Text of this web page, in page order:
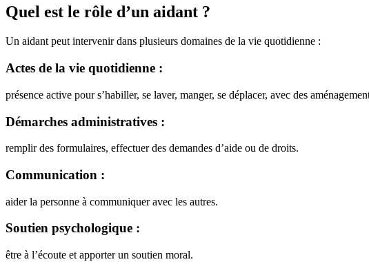
Quel est le rôle d’un aidant ?
Un aidant peut intervenir dans plusieurs domaines de la vie quotidienne :
Actes de la vie quotidienne :
présence active pour s’habiller, se laver, manger, se déplacer, avec des
Démarches administratives :
remplir des formulaires, effectuer des demandes d’aide ou de droits.
Communication :
aider la personne à communiquer avec les autres.
Soutien psychologique :
être à l’écoute et apporter un soutien moral.